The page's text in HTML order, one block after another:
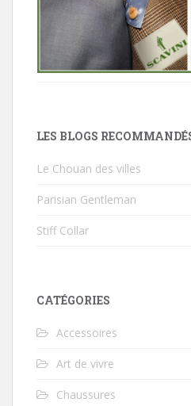
LES BLOGS
Le Chouan des villes
Parisian Gentleman
Stiff Collar
CATÉGORIES
Accessoires
Art de vivre
Chaussures